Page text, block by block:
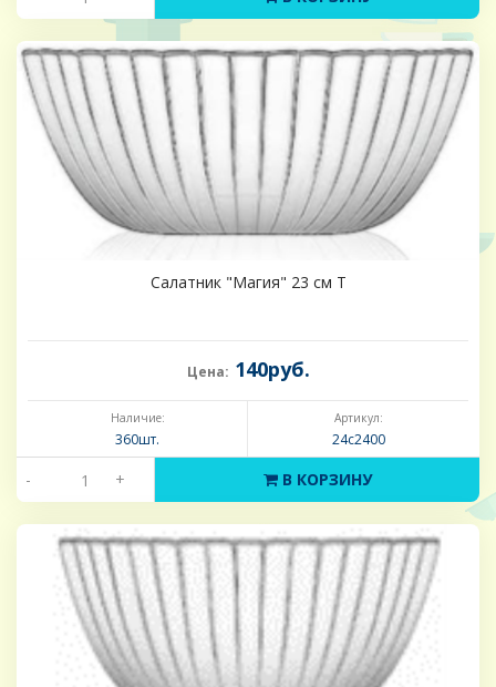
Салатник "Магия" 23 см T
Цена: 140руб.
Наличие:
360шт.
Артикул:
24с2400
- + В КОРЗИНУ